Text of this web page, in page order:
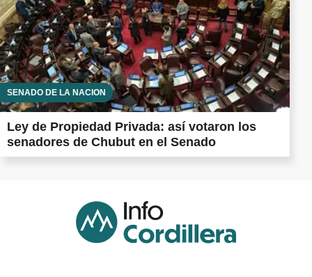
SENADO DE LA NACIÓN
Ley de Propiedad Privada: así votaron los
senadores de Chubut en el Senado